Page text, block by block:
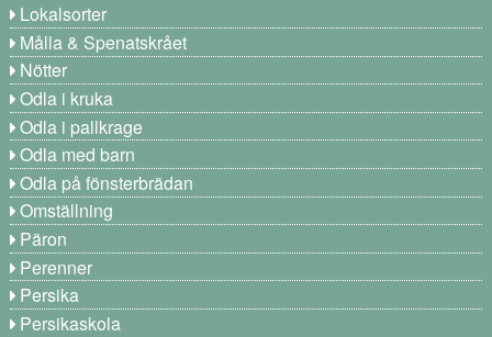
Lokalsorter
Målla & Spenatskrået
Nötter
Odla i kruka
Odla i pallkrage
Odla med barn
Odla på fönsterbrädan
Omställning
Päron
Perenner
Persika
Persikaskola